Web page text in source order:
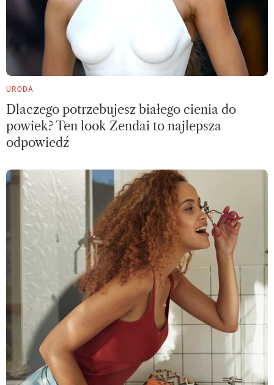
URODA
Dlaczego potrzebujesz białego cienia do
powiek? Ten look Zendai to najlepsza
odpowiedź